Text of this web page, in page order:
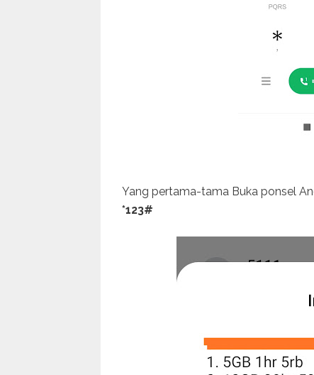
Yang pertama-tama Buka ponsel
*123#